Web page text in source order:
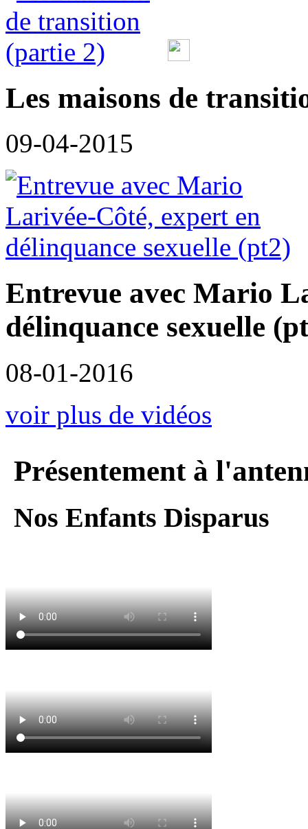
Les maisons de
09-04-2015
Entrevue avec Mario
délinquance sexuelle
08-01-2016
voir plus de vidéos
Présentement à
Nos Enfants Disparus